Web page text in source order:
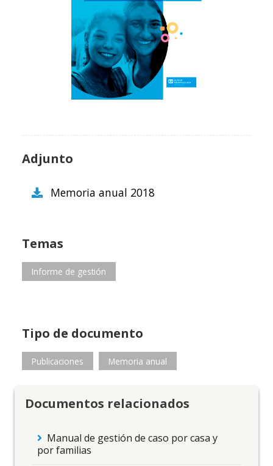
Adjunto
Memoria anual 2018
Temas
Informe de gestión
Tipo de documento
Publicaciones Memoria anual
Documentos relacionados
Manual de gestión de caso por casa y
por familias